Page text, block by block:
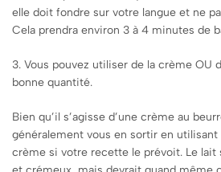
elle doit fondre sur votre langue et ne
Cela prendra environ 3 à 4 minutes de
3. Vous pouvez utiliser de la crème OU
bonne quantité.
Bien qu’il s’agisse d’une crème au
généralement vous en sortir en utilisant
crème si votre recette le prévoit. Le lait